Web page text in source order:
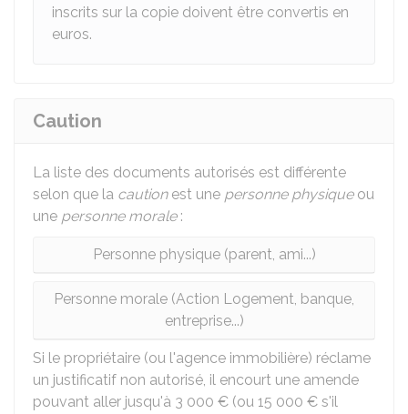
inscrits sur la copie doivent être convertis en
euros.
Caution
La liste des documents autorisés est différente
selon que la cautionest une personne physiqueou
une personne morale:
Personne physique (parent, ami...)
Personne morale (Action Logement, banque,
entreprise...)
Si le propriétaire (ou l'agence immobilière) réclame
un justificatif non autorisé, il encourt une amende
pouvant aller jusqu'à 3 000 € (ou 15 000 € s'il